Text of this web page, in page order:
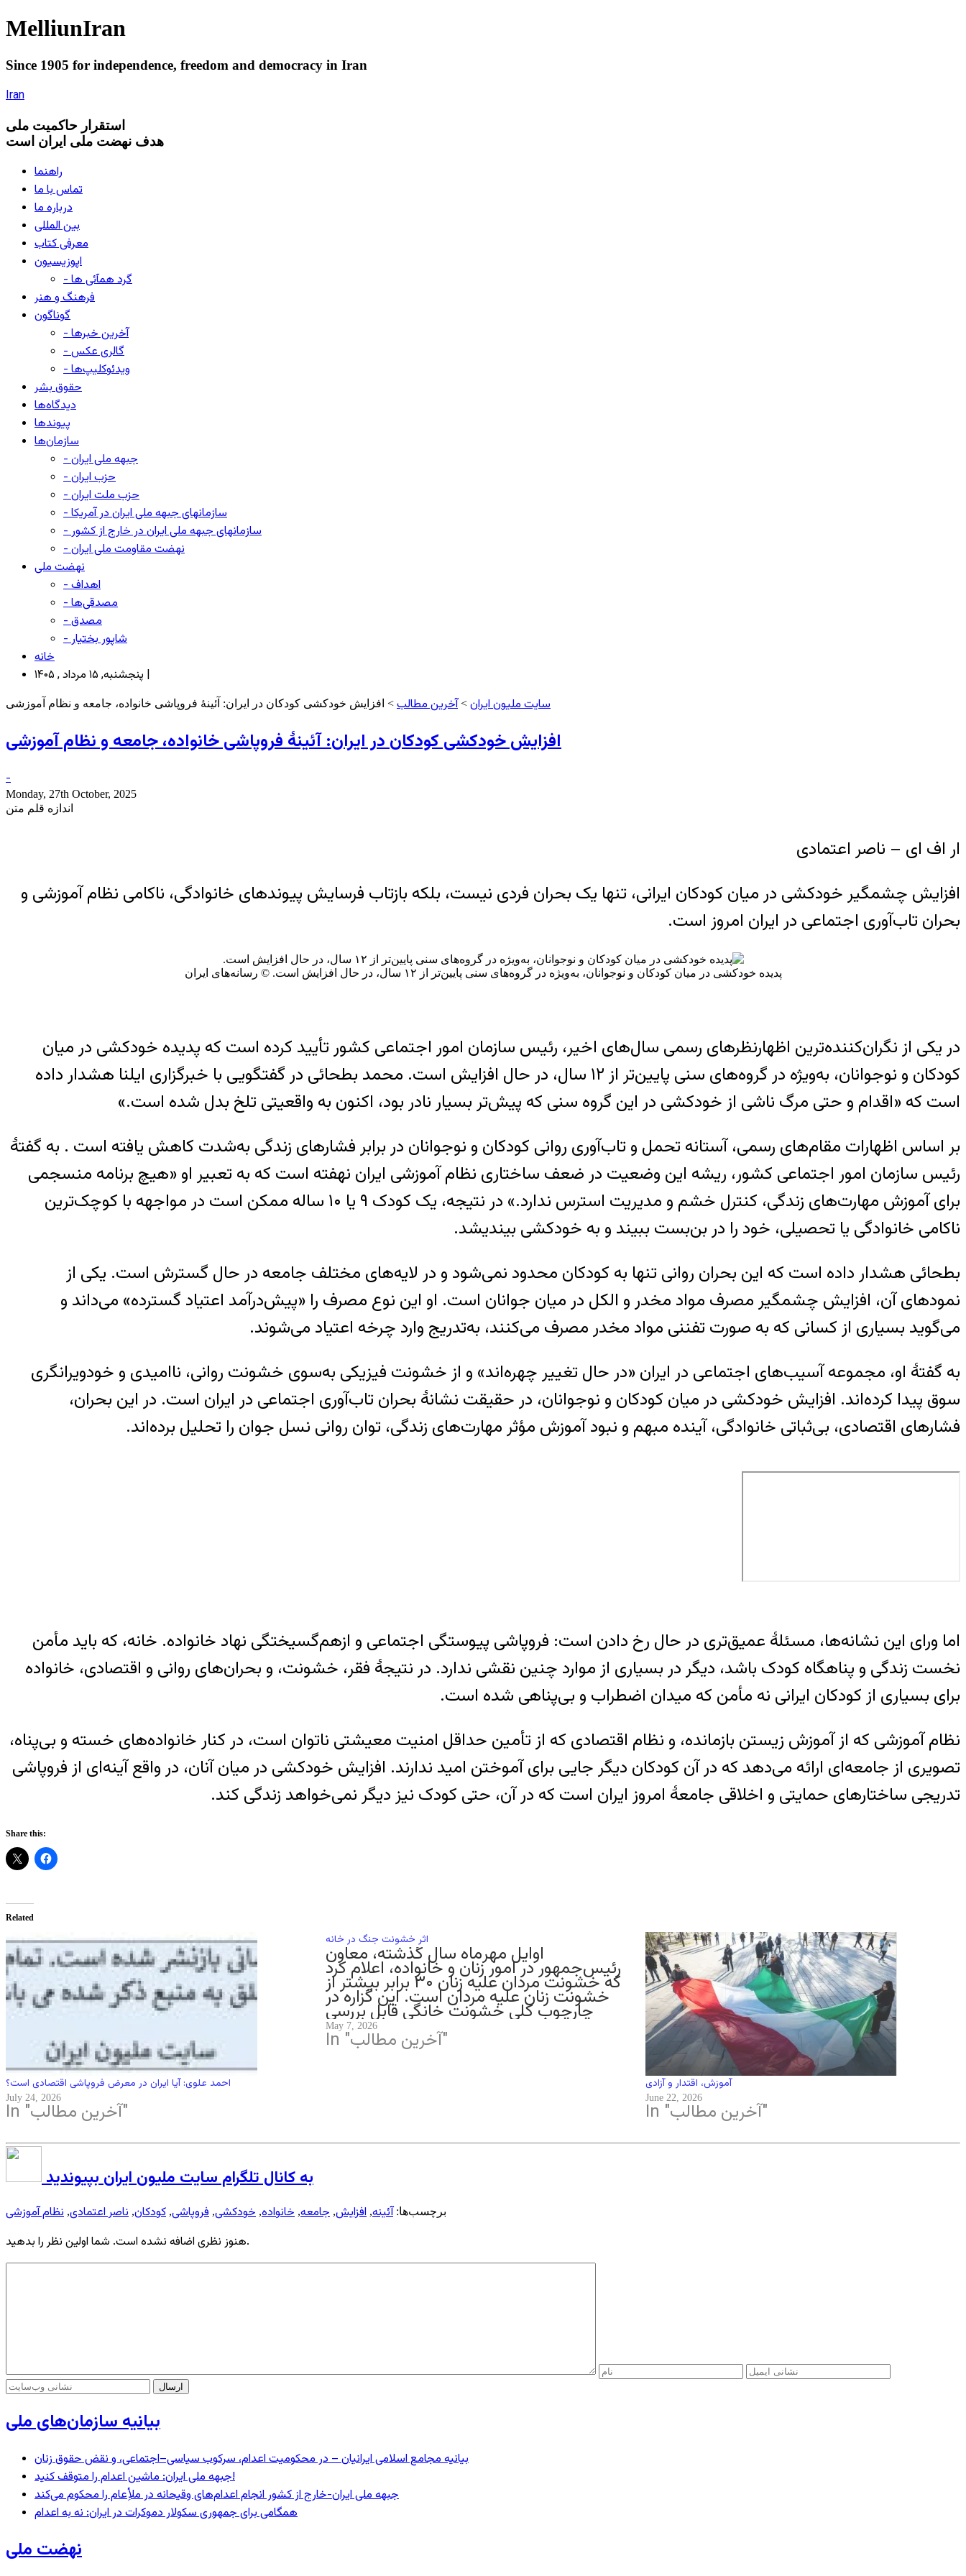
MelliunIran
Since 1905 for independence, freedom and democracy in Iran
Iran
استقرار حاکميت ملی
هدف نهضت ملی ایران است
راهنما
تماس با ما
درباره ما
بین المللی
معرفی کتاب
اپوزیسیون
- گرد همآئی ها
فرهنگ و هنر
گوناگون
- آخرین خبرها
- گالری عکس
- ویدئوکلیپ‌ها
حقوق بشر
دیدگاه‌ها
پیوندها
سازمان‌ها
- جبهه ملی ایران
- حزب ایران
- حزب ملت ایران
- سازمانهای جبهه ملی ایران در آمریکا
- سازمانهای جبهه ملی ایران در خارج از کشور
- نهضت مقاومت ملی ایران
نهضت ملی
- اهداف
- مصدقی‌ها
- مصدق
- شاپور بختیار
خانه
پنجشنبه, ۱۵ مرداد , ۱۴۰۵ |
سایت ملیون ایران >آخرین مطالب > افزایش خودکشی کودکان در ایران: آئینۀ فروپاشی خانواده، جامعه و نظام آموزشی
افزایش خودکشی کودکان در ایران: آئینۀ فروپاشی خانواده، جامعه و نظام آموزشی
-
Monday, 27th October, 2025
اندازه قلم متن
ار اف ای – ناصر اعتمادی
افزایش چشمگیر خودکشی در میان کودکان ایرانی، تنها یک بحران فردی نیست، بلکه بازتاب فرسایش پیوندهای خانوادگی، ناکامی نظام آموزشی و
بحران تاب‌آوری اجتماعی در ایران امروز است.
پدیده خودکشی در میان کودکان و نوجوانان، به‌ویژه در گروه‌های سنی پایین‌تر از ۱۲ سال، در حال افزایش است. © رسانه‌های ایران
در یکی از نگران‌کننده‌ترین اظهارنظرهای رسمی سال‌های اخیر، رئیس سازمان امور اجتماعی کشور تأیید کرده است که پدیده خودکشی در میان
کودکان و نوجوانان، به‌ویژه در گروه‌های سنی پایین‌تر از ۱۲ سال، در حال افزایش است. محمد بطحائی در گفتگویی با خبرگزاری ایلنا هشدار داده
است که «اقدام و حتی مرگ ناشی از خودکشی در این گروه سنی که پیش‌تر بسیار نادر بود، اکنون به واقعیتی تلخ بدل شده است.»
بر اساس اظهارات مقام‌های رسمی، آستانه تحمل و تاب‌آوری روانی کودکان و نوجوانان در برابر فشارهای زندگی به‌شدت کاهش یافته است . به گفتۀ
رئیس سازمان امور اجتماعی کشور، ریشه این وضعیت در ضعف ساختاری نظام آموزشی ایران نهفته است که به تعبیر او «هیچ برنامه منسجمی
برای آموزش مهارت‌های زندگی، کنترل خشم و مدیریت استرس ندارد.» در نتیجه، یک کودک ۹ یا ۱۰ ساله ممکن است در مواجهه با کوچک‌ترین
ناکامی خانوادگی یا تحصیلی، خود را در بن‌بست ببیند و به خودکشی بیندیشد.
بطحائی هشدار داده است که این بحران روانی تنها به کودکان محدود نمی‌شود و در لایه‌های مختلف جامعه در حال گسترش است. یکی از
نمودهای آن، افزایش چشمگیر مصرف مواد مخدر و الکل در میان جوانان است. او این نوع مصرف را «پیش‌درآمد اعتیاد گسترده» می‌داند و
می‌گوید بسیاری از کسانی که به‌ صورت تفننی مواد مخدر مصرف می‌کنند، به‌تدریج وارد چرخه اعتیاد می‌شوند.
به گفتۀ او، مجموعه آسیب‌های اجتماعی در ایران «در حال تغییر چهره‌اند» و از خشونت فیزیکی به‌سوی خشونت روانی، ناامیدی و خودویرانگری
سوق پیدا کرده‌اند. افزایش خودکشی در میان کودکان و نوجوانان، در حقیقت نشانۀ بحران تاب‌آوری اجتماعی در ایران است. در این بحران،
فشارهای اقتصادی، بی‌ثباتی خانوادگی، آینده مبهم و نبود آموزش مؤثر مهارت‌های زندگی، توان روانی نسل جوان را تحلیل برده‌اند.
اما ورای این نشانه‌ها، مسئلۀ عمیق‌تری در حال رخ دادن است: فروپاشی پیوستگی اجتماعی و ازهم‌گسیختگی نهاد خانواده. خانه، که باید مأمن
نخست زندگی و پناهگاه کودک باشد، دیگر در بسیاری از موارد چنین نقشی ندارد. در نتیجۀ فقر، خشونت، و بحران‌های روانی و اقتصادی، خانواده
برای بسیاری از کودکان ایرانی نه مأمن که میدان اضطراب و بی‌پناهی شده است.
نظام آموزشی که از آموزش زیستن بازمانده، و نظام اقتصادی که از تأمین حداقل امنیت معیشتی ناتوان است، در کنار خانواده‌های خسته و بی‌پناه،
تصویری از جامعه‌ای ارائه می‌دهد که در آن کودکان دیگر جایی برای آموختن امید ندارند. افزایش خودکشی در میان آنان، در واقع آینه‌ای از فروپاشی
تدریجی ساختارهای حمایتی و اخلاقی جامعۀ امروز ایران است که در آن، حتی کودک نیز دیگر نمی‌خواهد زندگی کند.
Share this:
Related
احمد علوی: آیا ایران در معرض فروپاشی اقتصادی است؟
July 24, 2026
In "آخرین مطالب"
اثر خشونت جنگ در خانه
اوایل مهر‌ماه سال گذشته، معاون
رئیس‌جمهور در امور زنان و خانواده، اعلام کرد
که خشونت مردان علیه زنان ۳۰ برابر بیشتر از
خشونت زنان علیه مردان است. این گزاره در
چارچوب کلی خشونت خانگی قابل بررسی
است و براساس شواهد موجود، در اغلب
موارد، سهم زنان از خشونت‌های خانگی
May 7, 2026
In "آخرین مطالب"
آموزش، اقتدار و آزادی
June 22, 2026
In "آخرین مطالب"
به کانال تلگرام سایت ملیون ایران بپیوندید
برچسب‌ها:آئینه, افزایش, جامعه, خانواده, خودکشی, فروپاشی, کودکان, ناصر اعتمادی, نظام آموزشی
هنوز نظری اضافه نشده است. شما اولین نظر را بدهید.
بیانیه سازمان‌های ملی
بیانیه مجامع اسلامی ایرانیان – در محکومیت اعدام، سرکوب سیاسی–اجتماعی، و نقض حقوق زنان
جبهه ملی ایران: ماشین اعدام را متوقف کنید!
جبهه ملی ایران-خارج از کشور انجام اعدام‌های وقیحانه در ملأِعام را محکوم می‌کند
همگامی برای جمهوری سکولار دموکرات در ایران: نه به اعدام
نهضت ملی